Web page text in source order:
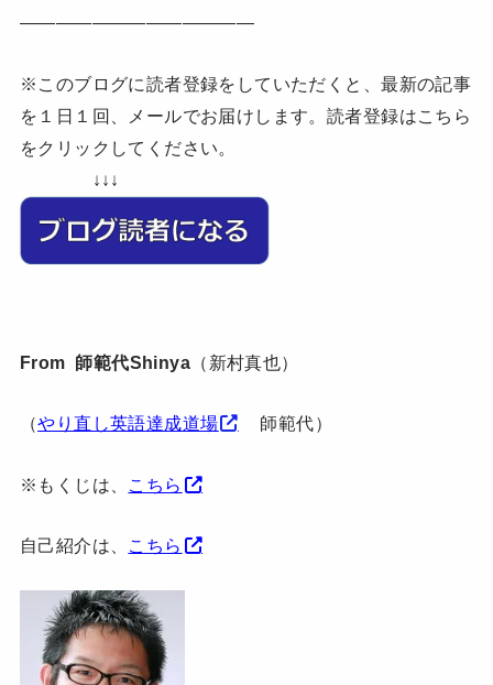
—————————————
※このブログに読者登録をしていただくと、最新の記事
を１日１回、メールでお届けします。読者登録はこちら
をクリックしてください。
↓↓↓
From 師範代Shinya （新村真也）
（やり直し英語達成道場 師範代）
※もくじは、 こちら
自己紹介は、 こちら